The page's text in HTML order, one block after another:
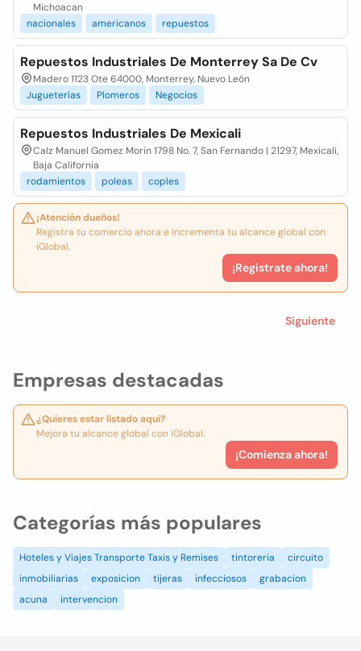
Empresas destacadas
¿Quieres estar listado aquí?
Mejora tu alcance global con iGlobal.
¡Comienza ahora!
Michoacan
nacionales
americanos repuestos
Repuestos Industriales De Monterrey Sa De Cv
Madero 1123 Ote 64000, Monterrey, Nuevo León
Jugueterías
Plomeros Negocios
Repuestos Industriales De Mexicali
Calz Manuel Gomez Morin 1798 No. 7, San Fernando | 21297, Mexicali,
Baja California
rodamientos
poleas coples
¡Atención dueños!
Registra tu comercio ahora e incrementa tu alcance global con
iGlobal.
¡Registrate ahora!
Siguiente
Categorías más populares
Hoteles y Viajes Transporte Taxis y Remises tintoreria
circuito
inmobiliarias
exposicion tijeras infecciosos
grabacion
acuna
intervencion